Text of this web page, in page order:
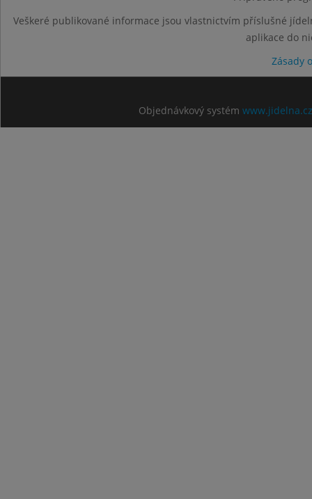
Veškeré publikované informace jsou vlastnictvím příslušné
aplikace do
Zásady
Objednávkový systém www.jidelna.cz